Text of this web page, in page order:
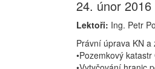
24. únor 2016
Lektoři: Ing. Petr
Právní úprava KN
•Pozemkový